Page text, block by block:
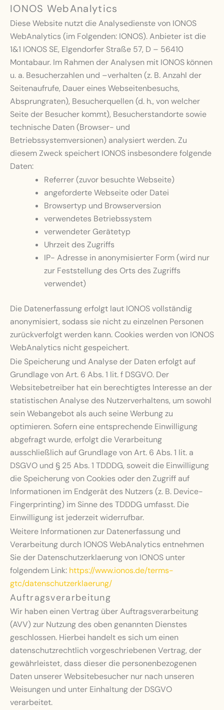
IONOS WebAnalytics
Diese Website nutzt die Analysedienste von IONOS
WebAnalytics (im Folgenden: IONOS). Anbieter ist die
1&1 IONOS SE, Elgendorfer Straße 57, D – 56410
Montabaur. Im Rahmen der Analysen mit IONOS können
u. a. Besucherzahlen und –verhalten (z. B. Anzahl der
Seitenaufrufe, Dauer eines Webseitenbesuchs,
Absprungraten), Besucherquellen (d. h., von welcher
Seite der Besucher kommt), Besucherstandorte sowie
technische Daten (Browser- und
Betriebssystemversionen) analysiert werden. Zu
diesem Zweck speichert IONOS insbesondere folgende
Daten:
Referrer (zuvor besuchte Webseite)
angeforderte Webseite oder Datei
Browsertyp und Browserversion
verwendetes Betriebssystem
verwendeter Gerätetyp
Uhrzeit des Zugriffs
IP- Adresse in anonymisierter Form (wird nur
zur Feststellung des Orts des Zugriffs
verwendet)
Die Datenerfassung erfolgt laut IONOS vollständig
anonymisiert, sodass sie nicht zu einzelnen Personen
zurückverfolgt werden kann. Cookies werden von IONOS
WebAnalytics nicht gespeichert.
Die Speicherung und Analyse der Daten erfolgt auf
Grundlage von Art. 6 Abs. 1 lit. f DSGVO. Der
Websitebetreiber hat ein berechtigtes Interesse an der
statistischen Analyse des Nutzerverhaltens, um sowohl
sein Webangebot als auch seine Werbung zu
optimieren. Sofern eine entsprechende Einwilligung
abgefragt wurde, erfolgt die Verarbeitung
ausschließlich auf Grundlage von Art. 6 Abs. 1 lit. a
DSGVO und § 25 Abs. 1 TDDDG, soweit die Einwilligung
die Speicherung von Cookies oder den Zugriff auf
Informationen im Endgerät des Nutzers (z. B. Device-
Fingerprinting) im Sinne des TDDDG umfasst. Die
Einwilligung ist jederzeit widerrufbar.
Weitere Informationen zur Datenerfassung und
Verarbeitung durch IONOS WebAnalytics entnehmen
Sie der Datenschutzerklaerung von IONOS unter
folgendem Link: https://www.ionos.de/terms-
gtc/datenschutzerklaerung/
Auftragsverarbeitung
Wir haben einen Vertrag über Auftragsverarbeitung
(AVV) zur Nutzung des oben genannten Dienstes
geschlossen. Hierbei handelt es sich um einen
datenschutzrechtlich vorgeschriebenen Vertrag, der
gewährleistet, dass dieser die personenbezogenen
Daten unserer Websitebesucher nur nach unseren
Weisungen und unter Einhaltung der DSGVO
verarbeitet.